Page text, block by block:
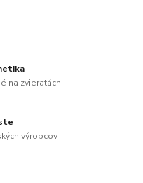
na zvieratách
výrobcov